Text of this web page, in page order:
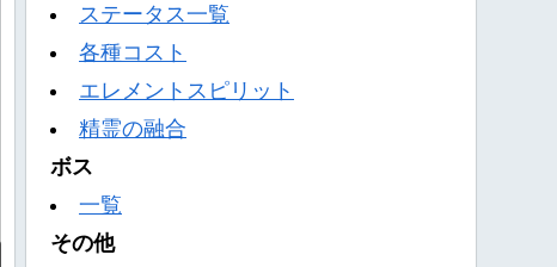
ステータス一覧
各種コスト
エレメントスピリット
精霊の融合
ボス
一覧
その他